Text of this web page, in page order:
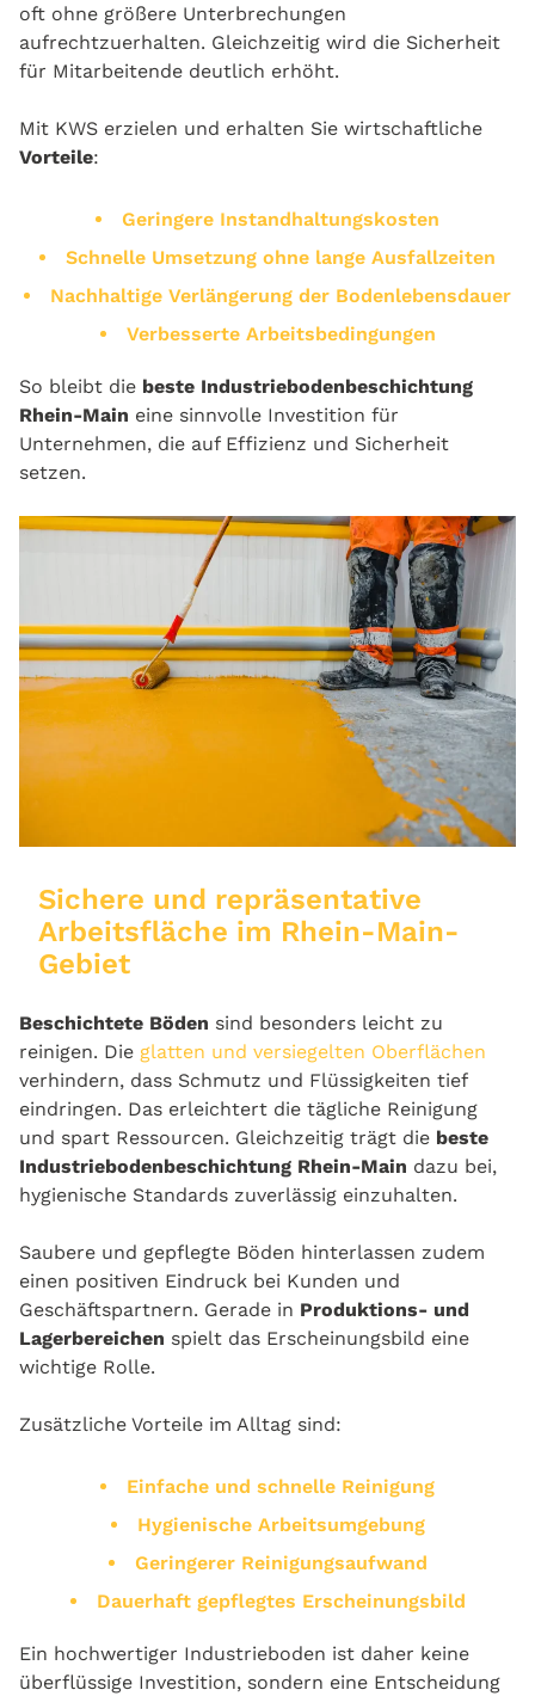
oft ohne größere Unterbrechungen
aufrechtzuerhalten. Gleichzeitig wird die Sicherheit
für Mitarbeitende deutlich erhöht.
Mit KWS erzielen und erhalten Sie wirtschaftliche
Vorteile:
Geringere Instandhaltungskosten
Schnelle Umsetzung ohne lange Ausfallzeiten
Nachhaltige Verlängerung der Bodenlebensdauer
Verbesserte Arbeitsbedingungen
So bleibt die beste Industriebodenbeschichtung
Rhein-Main eine sinnvolle Investition für
Unternehmen, die auf Effizienz und Sicherheit
setzen.
Sichere und repräsentative
Arbeitsfläche im Rhein-Main-
Gebiet
Beschichtete Böden sind besonders leicht zu
reinigen. Die glatten und versiegelten Oberflächen
verhindern, dass Schmutz und Flüssigkeiten tief
eindringen. Das erleichtert die tägliche Reinigung
und spart Ressourcen. Gleichzeitig trägt die beste
Industriebodenbeschichtung Rhein-Main dazu bei,
hygienische Standards zuverlässig einzuhalten.
Saubere und gepflegte Böden hinterlassen zudem
einen positiven Eindruck bei Kunden und
Geschäftspartnern. Gerade in Produktions- und
Lagerbereichen spielt das Erscheinungsbild eine
wichtige Rolle.
Zusätzliche Vorteile im Alltag sind:
Einfache und schnelle Reinigung
Hygienische Arbeitsumgebung
Geringerer Reinigungsaufwand
Dauerhaft gepflegtes Erscheinungsbild
Ein hochwertiger Industrieboden ist daher keine
überflüssige Investition, sondern eine Entscheidung